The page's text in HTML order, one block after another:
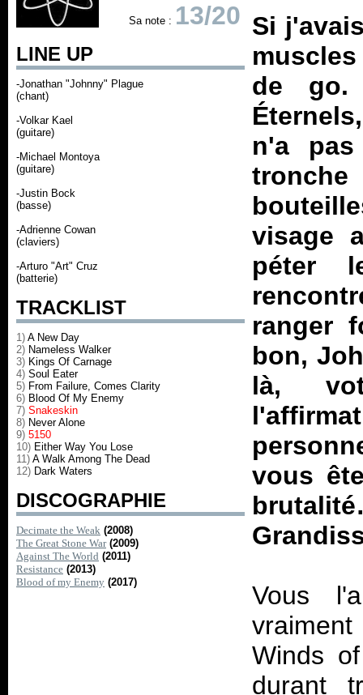
Sa note : 13/20
LINE UP
-Jonathan "Johnny" Plague
(chant)
-Volkar Kael
(guitare)
-Michael Montoya
(guitare)
-Justin Bock
(basse)
-Adrienne Cowan
(claviers)
-Arturo "Art" Cruz
(batterie)
TRACKLIST
1) A New Day
2) Nameless Walker
3) Kings Of Carnage
4) Soul Eater
5) From Failure, Comes Clarity
6) Blood Of My Enemy
7) Snakeskin
8) Never Alone
9) 5150
10) Either Way You Lose
11) A Walk Among The Dead
12) Dark Waters
DISCOGRAPHIE
Decimate the Weak (2008)
The Great Stone War (2009)
Against The World (2011)
Resistance (2013)
Blood of my Enemy (2017)
Si
de go.
n'a
visage
péter
ranger
bon,
là,
vous
Vous
Winds
durant